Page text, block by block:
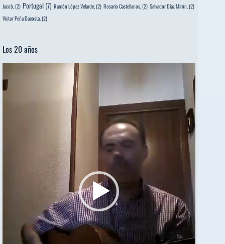
Jacob,(2) Portugal (7) Ramón López Velarde,(2) Rosario Castellanos,(2) Salvador Díaz Mirón,(2)
Víctor Peña Dacosta,(2)
Los 20 años
de
vídeo